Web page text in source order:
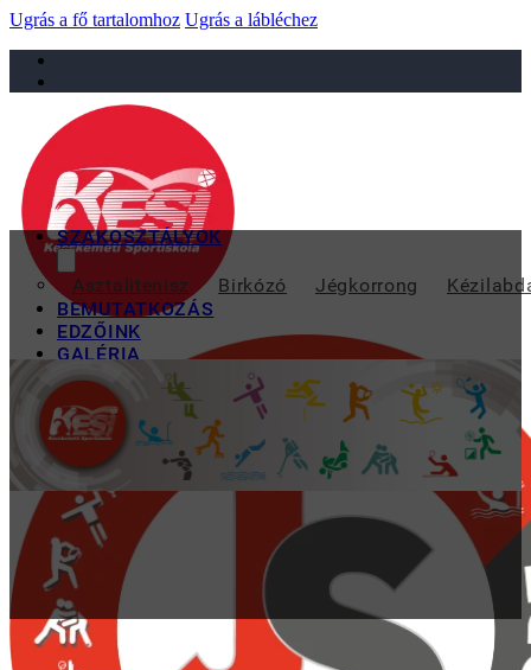
Ugrás a fő tartalomhoz Ugrás a lábléchez
sportiskola@juniorsportkft.hu
SZAKOSZTÁLYOK
Asztalitenisz Birkózó Jégkorrong
BEMUTATKOZÁS
EDZŐINK
GALÉRIA
TAO
KAPCSOLAT